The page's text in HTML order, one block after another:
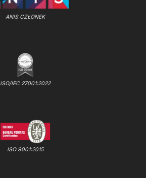
ANIS CZŁONEK
ISO/IEC 27001:2022
ISO 9001:2015